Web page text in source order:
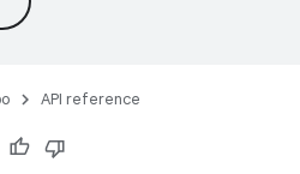
API reference